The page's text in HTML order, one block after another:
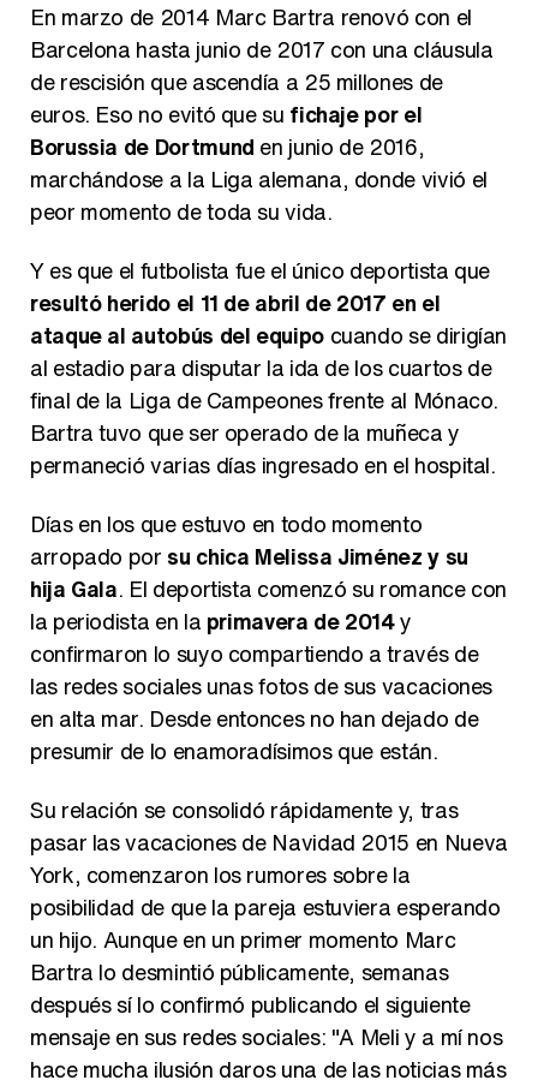
En marzo de 2014 Marc Bartra renovó con el
Barcelona hasta junio de 2017 con una cláusula
de rescisión que ascendía a 25 millones de
euros. Eso no evitó que su fichaje por el
Borussia de Dortmund en junio de 2016,
marchándose a la Liga alemana, donde vivió el
peor momento de toda su vida.
Y es que el futbolista fue el único deportista que
resultó herido el 11 de abril de 2017 en el
ataque al autobús del equipocuando se dirigían
al estadio para disputar la ida de los cuartos de
final de la Liga de Campeones frente al Mónaco.
Bartra tuvo que ser operado de la muñeca y
permaneció varias días ingresado en el hospital.
Días en los que estuvo en todo momento
arropado por su chica Melissa Jiménez y su
hija Gala. El deportista comenzó su romance con
la periodista en la primavera de 2014y
confirmaron lo suyo compartiendo a través de
las redes sociales unas fotos de sus vacaciones
en alta mar. Desde entonces no han dejado de
presumir de lo enamoradísimos que están.
Su relación se consolidó rápidamente y, tras
pasar las vacaciones de Navidad 2015 en Nueva
York, comenzaron los rumores sobre la
posibilidad de que la pareja estuviera esperando
un hijo. Aunque en un primer momento Marc
Bartra lo desmintió públicamente, semanas
después sí lo confirmó publicando el siguiente
mensaje en sus redes sociales: "A Meli y a mí nos
hace mucha ilusión daros una de las noticias más